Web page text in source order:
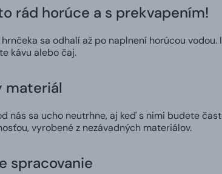
rád horúce a s prekvapením!
sa odhalí až po naplnení horúcou
kávu alebo čaj.
materiál
nás sa ucho neutrhne, aj keď s nimi budete
vyrobené z nezávadných materiálov.
spracovanie